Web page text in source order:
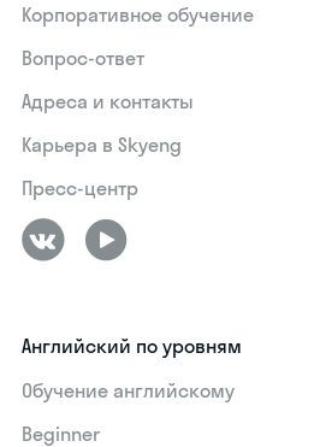
Корпоративное обучение
Вопрос-ответ
Адреса и контакты
Карьера в Skyeng
Пресс-центр
Английский по уровням
Обучение английскому
Beginner